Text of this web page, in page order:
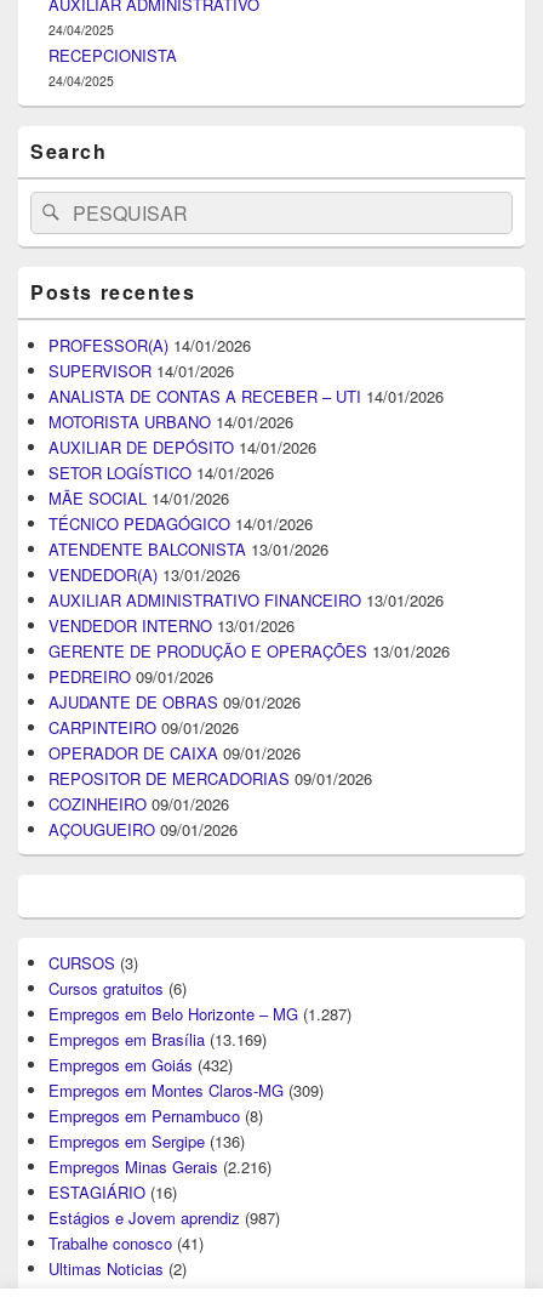
24/04/2025
RECEPCIONISTA
24/04/2025
Search
Search
for:
Pesquisar
Posts recentes
PROFESSOR(A) 14/01/2026
SUPERVISOR 14/01/2026
ANALISTA DE CONTAS A RECEBER – UTI 14/01/2026
MOTORISTA URBANO 14/01/2026
AUXILIAR DE DEPÓSITO 14/01/2026
SETOR LOGÍSTICO 14/01/2026
MÃE SOCIAL 14/01/2026
TÉCNICO PEDAGÓGICO 14/01/2026
ATENDENTE BALCONISTA 13/01/2026
VENDEDOR(A) 13/01/2026
AUXILIAR ADMINISTRATIVO FINANCEIRO 13/01/2026
VENDEDOR INTERNO 13/01/2026
GERENTE DE PRODUÇÃO E OPERAÇÕES 13/01/2026
PEDREIRO 09/01/2026
AJUDANTE DE OBRAS 09/01/2026
CARPINTEIRO 09/01/2026
OPERADOR DE CAIXA 09/01/2026
REPOSITOR DE MERCADORIAS 09/01/2026
COZINHEIRO 09/01/2026
AÇOUGUEIRO 09/01/2026
CURSOS (3)
Cursos gratuitos (6)
Empregos em Belo Horizonte – MG (1.287)
Empregos em Brasília (13.169)
Empregos em Goiás (432)
Empregos em Montes Claros-MG (309)
Empregos em Pernambuco (8)
Empregos em Sergipe (136)
Empregos Minas Gerais (2.216)
ESTAGIÁRIO (16)
Estágios e Jovem aprendiz (987)
Trabalhe conosco (41)
Ultimas Noticias (2)